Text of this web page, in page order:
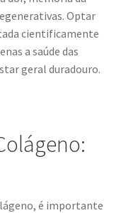
Optar
cientificamente
a saúde das
geral duradouro.
é importante